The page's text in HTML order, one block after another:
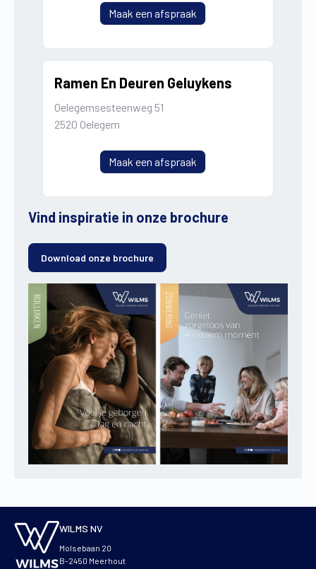
Maak een afspraak
Ramen En Deuren Geluykens
Oelegemsesteenweg 51
2520 Oelegem
Maak een afspraak
Vind inspiratie in onze brochure
Download onze brochure
WILMS NV
Molsebaan 20
B-2450 Meerhout